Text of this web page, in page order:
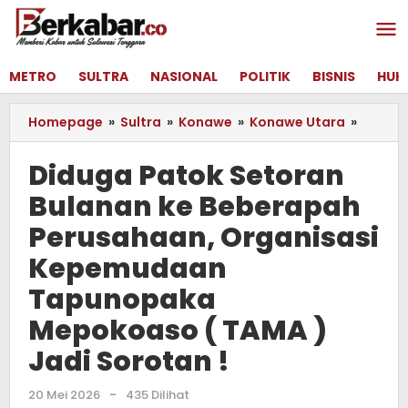
Lewati
konten
METRO
SULTRA NASIONAL POLITIK BISNIS
Homepage » Sultra » Konawe » Konawe Utara »
Patok
Diduga Patok Setoran
Bulanan ke Beberapah
Perusahaan, Organisasi
Kepemudaan
Tapunopaka
Mepokoaso ( TAMA )
Jadi Sorotan !
20 Mei 2026 oleh
-
435 Dilihat